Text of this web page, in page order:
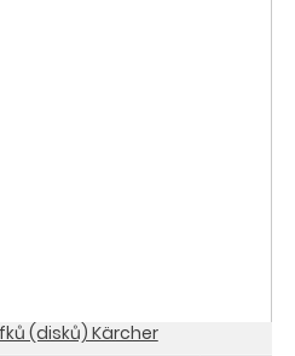
(disků) Kärcher